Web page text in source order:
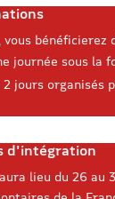
journée sous la
jours organisés
d'intégration
lieu du 26